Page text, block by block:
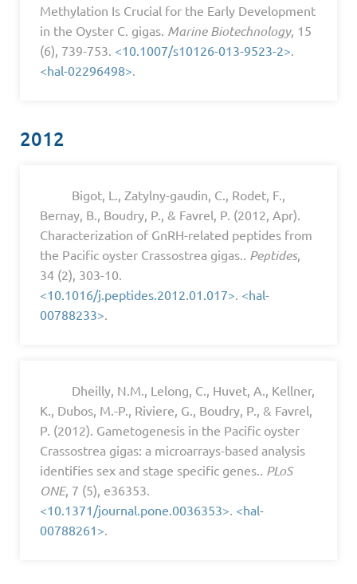
Methylation Is Crucial for the Early Development
in the Oyster C. gigas. Marine Biotechnology, 15
(6), 739-753. <10.1007/s10126-013-9523-2>.
<hal-02296498>.
2012
Bigot, L., Zatylny-gaudin, C., Rodet, F.,
Bernay, B., Boudry, P., & Favrel, P. (2012, Apr).
Characterization of GnRH-related peptides from
the Pacific oyster Crassostrea gigas.. Peptides,
34 (2), 303-10.
<10.1016/j.peptides.2012.01.017> <hal-
00788233>
Dheilly, N.M., Lelong, C., Huvet, A., Kellner,
K., Dubos, M.-P., Riviere, G., Boudry, P., & Favrel,
P. (2012). Gametogenesis in the Pacific oyster
Crassostrea gigas: a microarrays-based analysis
identifies sex and stage specific genes.. PLoS
ONE, 7 (5), e36353.
<10.1371/journal.pone.0036353> <hal-
00788261>